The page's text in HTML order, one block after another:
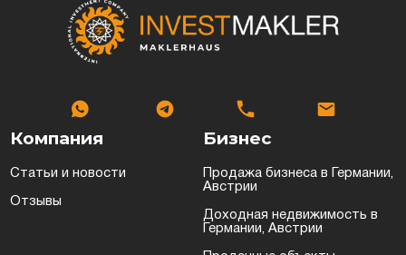
Компания
Статьи и новости
Отзывы
Бизнес
Продажа бизнеса в Германии,
Австрии
Доходная недвижимость в
Германии, Австрии